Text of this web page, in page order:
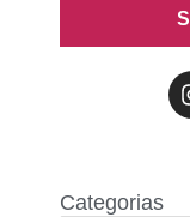
Categorias